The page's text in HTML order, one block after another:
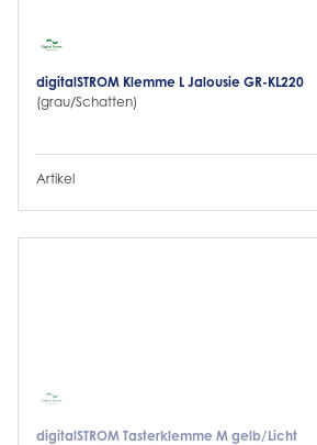
digitalSTROM Klemme L Jalousie GR-KL220
(grau/Schatten)
Artikel
digitalSTROM Tasterklemme M gelb/Licht